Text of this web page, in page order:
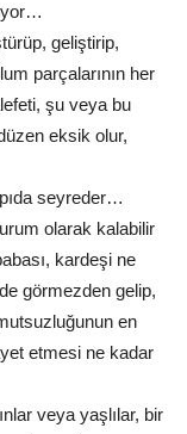
geliştirip,
parçalarının her
şu veya bu
eksik olur,
seyreder…
olarak kalabilir
kardeşi ne
görmezden gelip,
en
etmesi ne kadar
veya yaşlılar, bir